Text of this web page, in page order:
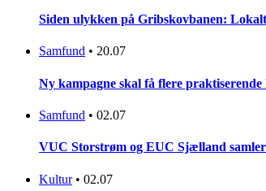
Siden ulykken på Gribskovbanen:
Samfund • 20.07
Ny kampagne skal få flere
Samfund • 02.07
VUC Storstrøm og EUC Sjælland
Kultur • 02.07